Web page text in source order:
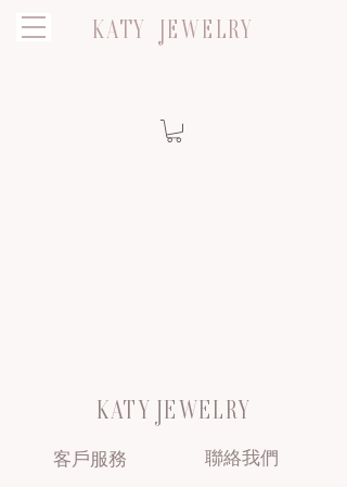
KATY JEWELRY
KATY JEWELRY
客戶服務 聯絡我們